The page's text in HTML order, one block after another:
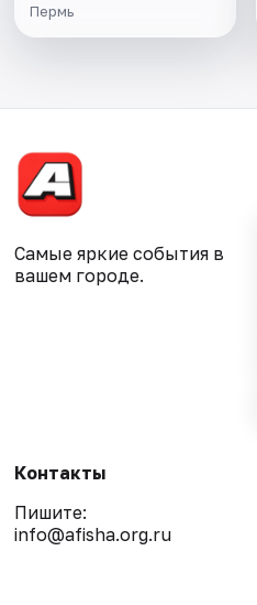
Пермь
Самые яркие события в
вашем городе.
Контакты
Пишите:
info@afisha.org.ru